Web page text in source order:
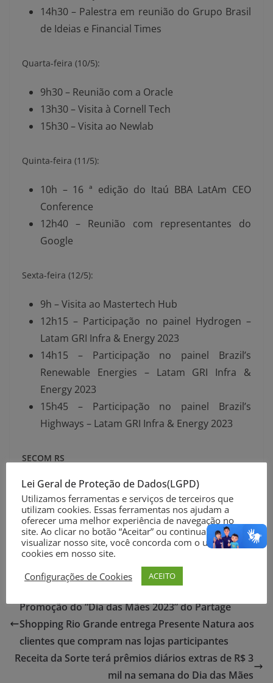
14h30 – Palestra em reunião do Grupo Brasil
de Ideias e Financial Times
Quarta-feira (10/5):
9h30 – Reunião com a Oracle
13h30 – Visita à Cornell Tech
15h30 – Visita ao Newlab
Quinta-feira (11/5):
10h – 16 ª edição do Itaú BBA LatAm CEO
Conference
12h40 – Reunião com representantes do
Google
Sexta-feira (12/5):
9h – Visita ao Mastertech Hub
12h15 – Participação no painel Hydrogen –
Latam GRI Infra & Energy 2023
14h15 – Participação no painel Brazil’s
Renewable Energies – Latam GRI Infra &
Energy 2023
15h45 – Participação no painel Brazil’s
Highways – Latam GRI Infra & Energy 2023
SECOM RS
Foto: SECOM RS
Compartilhe nas suas Redes Sociais
Promoção do “Dia das Mães 2023” do Partage
Shopping Rio Grande entrega Presente Natura aos
clientes que compram nas lojas participantes
Receita da Sorte terá prêmios diários extras de R$ 3
mil na semana do Dia das Mães
Lei Geral de Proteção de Dados(LGPD)
Utilizamos ferramentas e serviços de terceiros que
utilizam cookies. Essas ferramentas nos ajudam a
oferecer uma melhor experiência de navegação no
site. Ao clicar no botão “Aceitar” ou continuar a
visualizar nosso site, você concorda com o uso de
cookies em nosso site.
Configurações de Cookies
ACEITO